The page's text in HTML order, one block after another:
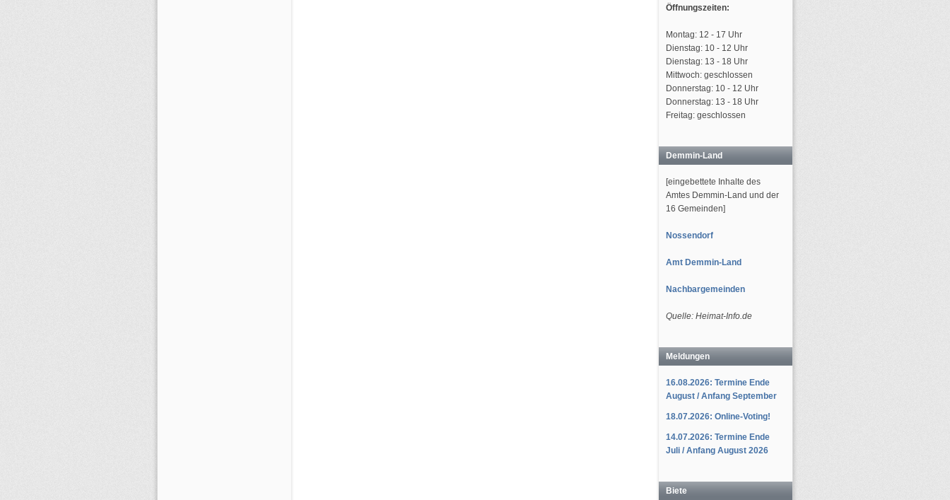
Öffnungszeiten:
Montag: 12 - 17 Uhr
Dienstag: 10 - 12 Uhr
Dienstag: 13 - 18 Uhr
Mittwoch: geschlossen
Donnerstag: 10 - 12 Uhr
Donnerstag: 13 - 18 Uhr
Freitag: geschlossen
Demmin-Land
[eingebettete Inhalte des
Amtes Demmin-Land und der
16 Gemeinden]
Nossendorf
Amt Demmin-Land
Nachbargemeinden
Quelle: Heimat-Info.de
Meldungen
16.08.2026: Termine Ende
August / Anfang September
18.07.2026: Online-Voting!
14.07.2026: Termine Ende
Juli / Anfang August 2026
Biete